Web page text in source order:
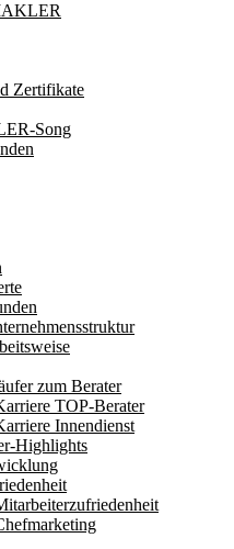
Zertifikate
Song
zum Berater
TOP-Berater
Innendienst
Highlights